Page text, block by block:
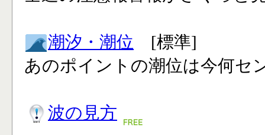
潮汐・潮位 [標準]
あのポイントの潮位は今何セ
波の見方